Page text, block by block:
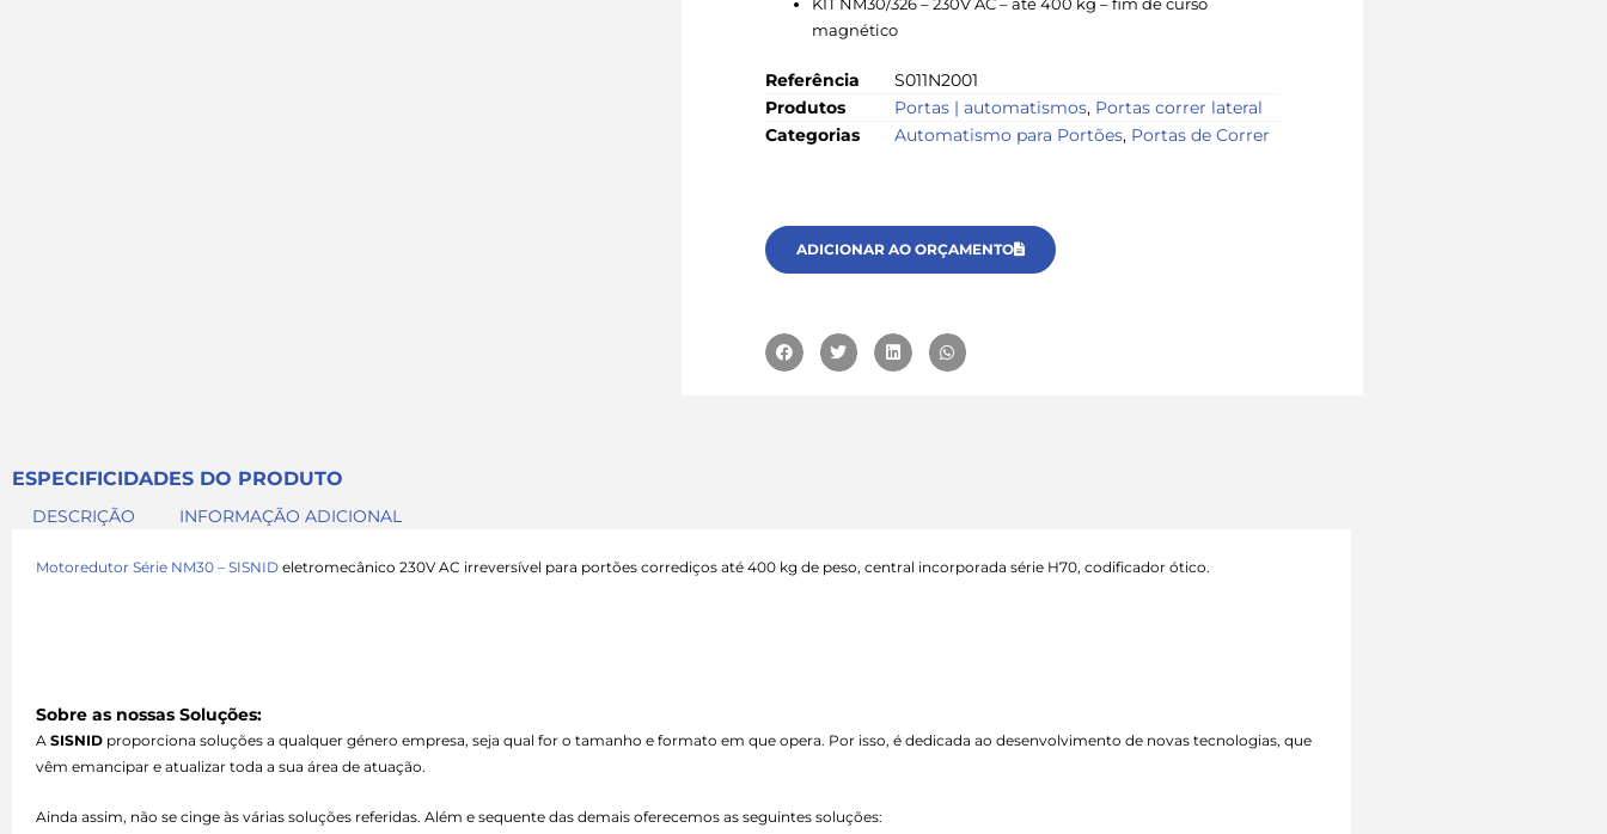
KIT NM30/326 – 230V AC – até 400 kg – fim de curso
magnético
Referência
S011N2001
Produtos
Portas | automatismos, Portas correr lateral
Categorias
Automatismo para Portões, Portas de Correr
ADICIONAR AO ORÇAMENTO
ESPECIFICIDADES DO PRODUTO
DESCRIÇÃO INFORMAÇÃO ADICIONAL
Motoredutor Série NM30 – SISNID eletromecânico 230V AC irreversível para portões corrediços até 400 kg de peso, central incorporada série H70, codificador ótico.
Sobre as nossas Soluções:
A SISNID proporciona soluções a qualquer género empresa, seja qual for o tamanho e formato em que opera. Por isso, é dedicada ao desenvolvimento de novas tecnologias, que
vêm emancipar e atualizar toda a sua área de atuação.
Ainda assim, não se cinge às várias soluções referidas. Além e sequente das demais oferecemos as seguintes soluções: